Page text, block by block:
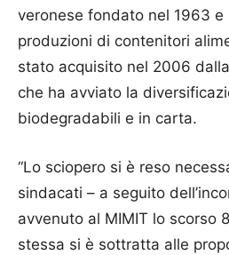
veronese fondato nel 1963 e
produzioni di contenitori
stato acquisito nel 2006
che ha avviato la
biodegradabili e in carta.
“Lo sciopero si è reso
sindacati – a seguito
avvenuto al MIMIT lo scorso
stessa si è sottratta alle